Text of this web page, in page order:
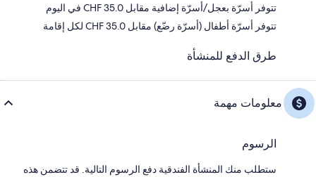
تتوفر أسرّة بعجل/أسرّة إضافية مقابل CHF 35.0 في اليوم
تتوفر أسرّة أطفال (أسرّة رضّع) مقابل CHF 35.0 لكل إقامة
طرق الدفع للمنشأة
معلومات مهمة
الرسوم
ستطلب منك المنشأة الفندقية دفع الرسوم التالية. قد تتضمن هذه